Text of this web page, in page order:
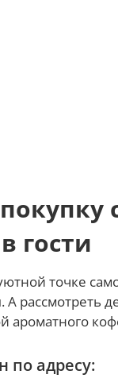
гости
точке
рассмотреть
ароматного
по адресу: